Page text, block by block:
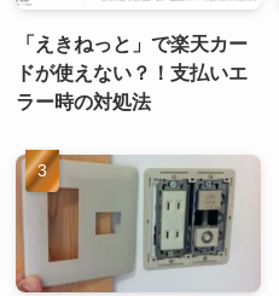
「えきねっと」で楽天カー
ドが使えない？！支払いエ
ラー時の対処法